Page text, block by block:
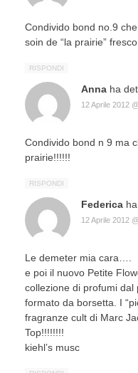
Condivido bond no.9
soin de “la prairie”
RISPONDI
Anna ha
12 Aprile 2012
Condivido bond n 9 ma
prairie!!!!!!
RISPONDI
Federica
12 Aprile 2012
Le demeter mia cara….
e poi il nuovo Petite
collezione di profumi
formato da borsetta. I
fragranze cult di Marc
Top!!!!!!!!
kiehl’s musc